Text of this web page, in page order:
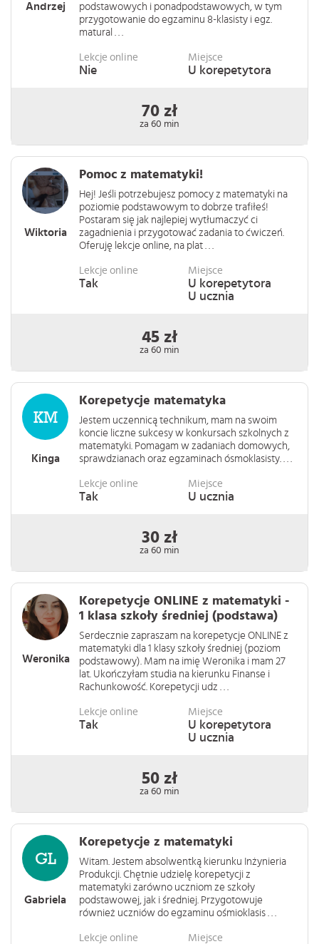
Andrzej
podstawowych i ponadpodstawowych, w tym
przygotowanie do egzaminu 8-klasisty i egz.
matural . . .
Lekcje online
Nie
Miejsce
U korepetytora
70 zł
za 60 min
Wiktoria
Pomoc z matematyki!
Hej! Jeśli potrzebujesz pomocy z matematyki na
poziomie podstawowym to dobrze trafiłeś!
Postaram się jak najlepiej wytłumaczyć ci
zagadnienia i przygotować zadania to ćwiczeń.
Oferuję lekcje online, na plat . . .
Lekcje online
Tak
Miejsce
U korepetytora
U ucznia
45 zł
za 60 min
Kinga
Korepetycje matematyka
Jestem uczennicą technikum, mam na swoim
koncie liczne sukcesy w konkursach szkolnych z
matematyki. Pomagam w zadaniach domowych,
sprawdzianach oraz egzaminach ósmoklasisty. . . .
Lekcje online
Tak
Miejsce
U ucznia
30 zł
za 60 min
Weronika
Korepetycje ONLINE z matematyki -
1 klasa szkoły średniej (podstawa)
Serdecznie zapraszam na korepetycje ONLINE z
matematyki dla 1 klasy szkoły średniej (poziom
podstawowy). Mam na imię Weronika i mam 27
lat. Ukończyłam studia na kierunku Finanse i
Rachunkowość. Korepetycji udz . . .
Lekcje online
Tak
Miejsce
U korepetytora
U ucznia
50 zł
za 60 min
Gabriela
Korepetycje z matematyki
Witam. Jestem absolwentką kierunku Inżynieria
Produkcji. Chętnie udzielę korepetycji z
matematyki zarówno uczniom ze szkoły
podstawowej, jak i średniej. Przygotowuje
również uczniów do egzaminu ośmioklasis . . .
Lekcje online Miejsce